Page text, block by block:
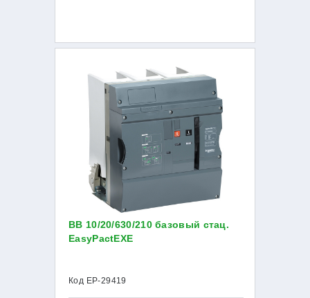
ВВ 10/20/630/210 базовый стац.
EasyPactEXE
Код EP-29419